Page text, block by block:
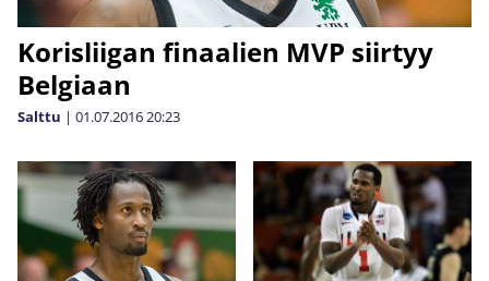
Korisliigan finaalien MVP siirtyy
Belgiaan
Salttu | 01.07.201620:23